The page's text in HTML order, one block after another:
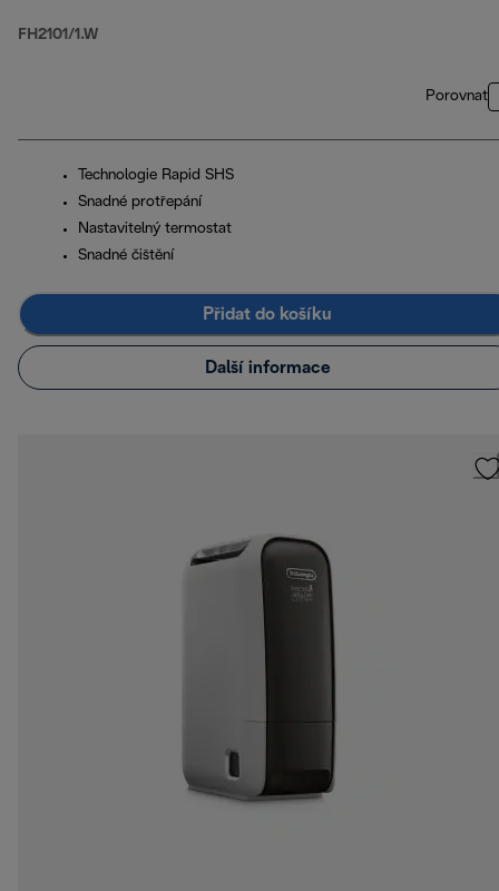
FH2101/1.W
Porovnat
Technologie Rapid SHS
Snadné protřepání
Nastavitelný termostat
Snadné čištění
Přidat do košíku
Další informace